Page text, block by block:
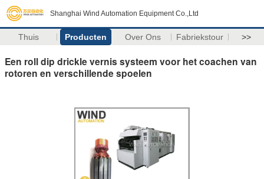
Shanghai Wind Automation Equipment Co.,Ltd
Thuis Producten Over Ons Fabriekstour >>
Een roll dip drickle vernis systeem voor het coachen van
rotoren en verschillende spoelen